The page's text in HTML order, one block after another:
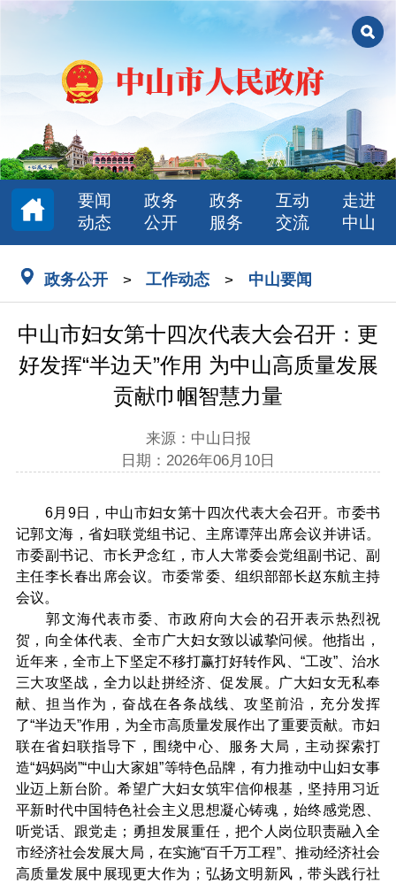
要闻
动态
政务
公开
政务
服务
互动
交流
走进
中山
政务公开 > 工作动态 > 中山要闻
中山市妇女第十四次代表大会召开：更
好发挥“半边天”作用 为中山高质量发展
贡献巾帼智慧力量
来源：中山日报
日期：2026年06月10日
6月9日，中山市妇女第十四次代表大会召开。市委书
记郭文海，省妇联党组书记、主席谭萍出席会议并讲话。
市委副书记、市长尹念红，市人大常委会党组副书记、副
主任李长春出席会议。市委常委、组织部部长赵东航主持
会议。
郭文海代表市委、市政府向大会的召开表示热烈祝
贺，向全体代表、全市广大妇女致以诚挚问候。他指出，
近年来，全市上下坚定不移打赢打好转作风、“工改”、治水
三大攻坚战，全力以赴拼经济、促发展。广大妇女无私奉
献、担当作为，奋战在各条战线、攻坚前沿，充分发挥
了“半边天”作用，为全市高质量发展作出了重要贡献。市妇
联在省妇联指导下，围绕中心、服务大局，主动探索打
造“妈妈岗”“中山大家姐”等特色品牌，有力推动中山妇女事
业迈上新台阶。希望广大妇女筑牢信仰根基，坚持用习近
平新时代中国特色社会主义思想凝心铸魂，始终感党恩、
听党话、跟党走；勇担发展重任，把个人岗位职责融入全
市经济社会发展大局，在实施“百千万工程”、推动经济社会
高质量发展中展现更大作为；弘扬文明新风，带头践行社